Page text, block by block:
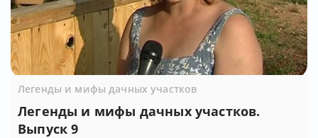
Легенды и мифы дачных участков
Легенды и мифы дачных участков.
Выпуск 9